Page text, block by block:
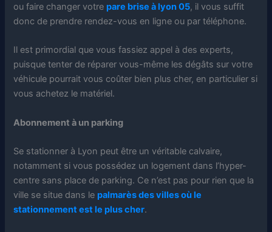
ou faire changer votrepare brise à lyon 05, il vous suffit
donc de prendre rendez-vous en ligne ou par téléphone.
Il est primordial que vous fassiez appel à des experts,
puisque tenter de réparer vous-même les dégâts sur votre
véhicule pourrait vous coûter bien plus cher, en particulier si
vous achetez le matériel.
Abonnement à un parking
Se stationner à Lyon peut être un véritable calvaire,
notamment si vous possédez un logement dans l’hyper-
centre sans place de parking. Ce n’est pas pour rien que la
ville se situe dans lepalmarès des villes où le
stationnement est le plus cher.